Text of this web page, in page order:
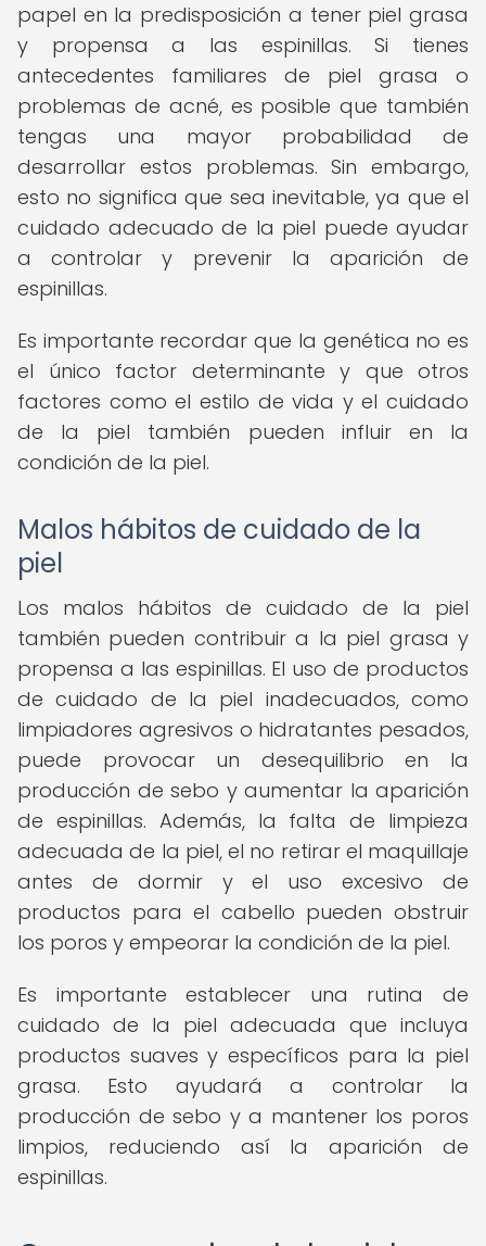
papel en la predisposición a tener piel grasa
y propensa a las espinillas. Si tienes
antecedentes familiares de piel grasa o
problemas de acné, es posible que también
tengas una mayor probabilidad de
desarrollar estos problemas. Sin embargo,
esto no significa que sea inevitable, ya que el
cuidado adecuado de la piel puede ayudar
a controlar y prevenir la aparición de
espinillas.
Es importante recordar que la genética no es
el único factor determinante y que otros
factores como el estilo de vida y el cuidado
de la piel también pueden influir en la
condición de la piel.
Malos hábitos de cuidado de la
piel
Los malos hábitos de cuidado de la piel
también pueden contribuir a la piel grasa y
propensa a las espinillas. El uso de productos
de cuidado de la piel inadecuados, como
limpiadores agresivos o hidratantes pesados,
puede provocar un desequilibrio en la
producción de sebo y aumentar la aparición
de espinillas. Además, la falta de limpieza
adecuada de la piel, el no retirar el maquillaje
antes de dormir y el uso excesivo de
productos para el cabello pueden obstruir
los poros y empeorar la condición de la piel.
Es importante establecer una rutina de
cuidado de la piel adecuada que incluya
productos suaves y específicos para la piel
grasa. Esto ayudará a controlar la
producción de sebo y a mantener los poros
limpios, reduciendo así la aparición de
espinillas.